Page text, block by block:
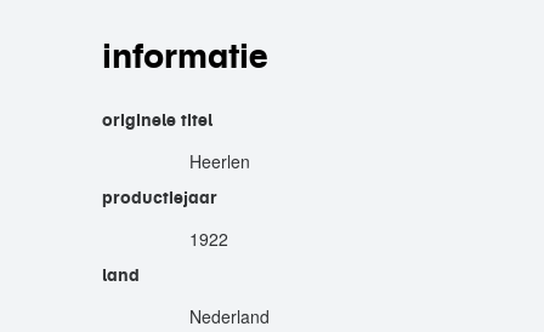
informatie
originele titel
Heerlen
productiejaar
1922
land
Nederland